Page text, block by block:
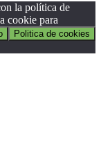
la política de
cookie para
Politica de cookies